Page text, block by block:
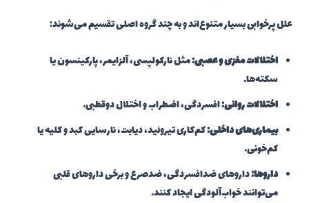
علل پرخوابی بسیار متنوع‌اند و به چند گروه اصلی تقسیم می‌شوند:
اختلالات مغزی و عصبی:مثل نارکولپسی، آلزایمر، پارکینسون یا
سکته‌ها.
اختلالات روانی:افسردگی، اضطراب و اختلال دوقطبی.
بیماری‌های داخلی:کم‌کاری تیروئید، دیابت، نارسایی کبد و کلیه یا
کم‌خونی.
داروها:داروهای ضدافسردگی، ضدصرع و برخی داروهای قلبی
می‌توانند خواب‌آلودگی ایجاد کنند.